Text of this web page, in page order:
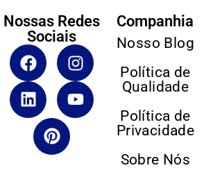
Nossas Redes
Sociais
Companhia
Nosso Blog
Política de
Qualidade
Política de
Privacidade
Sobre Nós